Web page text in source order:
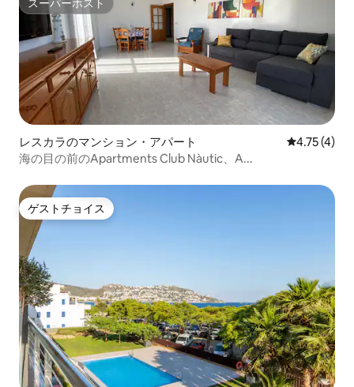
スーパーホスト
スーパーホスト
レスカラのマンション・アパート レビュー4
4.75 (4)
海の目の前のApartments Club Nàutic、A...
ゲストチョイス
ゲストチョイス